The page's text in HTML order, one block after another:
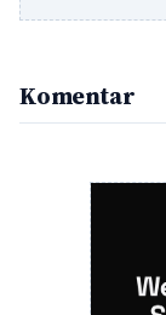
Komentar